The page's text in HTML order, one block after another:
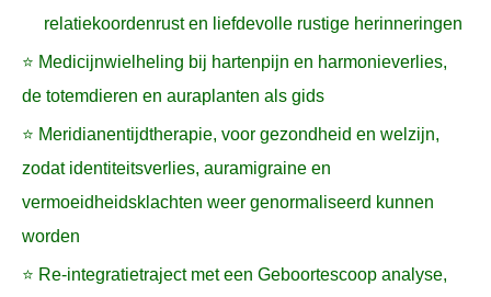
relatiekoordenrust en liefdevolle rustige herinneringen
⭐ Medicijnwielheling bij hartenpijn en harmonieverlies,
de totemdieren en auraplanten als gids
⭐ Meridianentijdtherapie, voor gezondheid en welzijn,
zodat identiteitsverlies, auramigraine en
vermoeidheidsklachten weer genormaliseerd kunnen
worden
⭐ Re-integratietraject met een Geboortescoop analyse,